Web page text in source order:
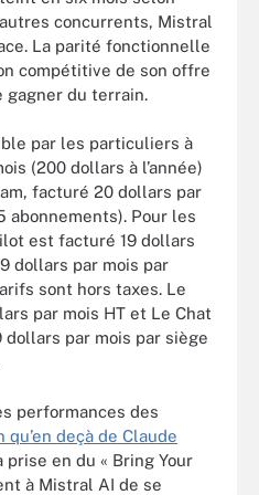
concurrents, Mistral
La parité fonctionnelle
compétitive de son offre
du terrain.
par les particuliers à
(200 dollars à l’année)
facturé 20 dollars par
abonnements). Pour les
est facturé 19 dollars
dollars par mois par
sont hors taxes. Le
par mois HT et Le Chat
par mois par siège
performances des
qu’en deçà de Claude
prise en du « Bring Your
à Mistral AI de se